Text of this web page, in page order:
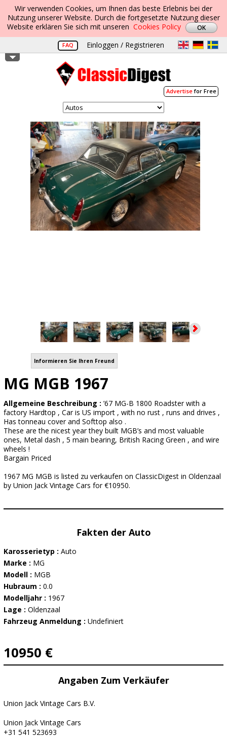
Wir verwenden Cookies, um Ihnen das beste Erlebnis bei der
Nutzung unserer Website. Durch die fortgesetzte Nutzung dieser
Website erklären Sie sich mit unseren Cookies Policy
FAQ Einloggen / Registrieren
Advertisefor Free
Informieren Sie Ihren Freund
MG MGB 1967
Allgemeine Beschreibung : ’67 MG-B 1800 Roadster with a
factory Hardtop , Car is US import , with no rust , runs and drives ,
Has tonneau cover and Softtop also .
These are the nicest year they built MGB’s and most valuable
ones, Metal dash , 5 main bearing, British Racing Green , and wire
wheels !
Bargain Priced
1967 MG MGB is listed zu verkaufen on ClassicDigest in Oldenzaal
by Union Jack Vintage Cars for €10950.
Fakten der Auto
Karosserietyp : Auto
Marke : MG
Modell : MGB
Hubraum : 0.0
Modelljahr : 1967
Lage : Oldenzaal
Fahrzeug Anmeldung : Undefiniert
10950 €
Angaben Zum Verkäufer
Union Jack Vintage Cars B.V.
Union Jack Vintage Cars
+31 541 523693